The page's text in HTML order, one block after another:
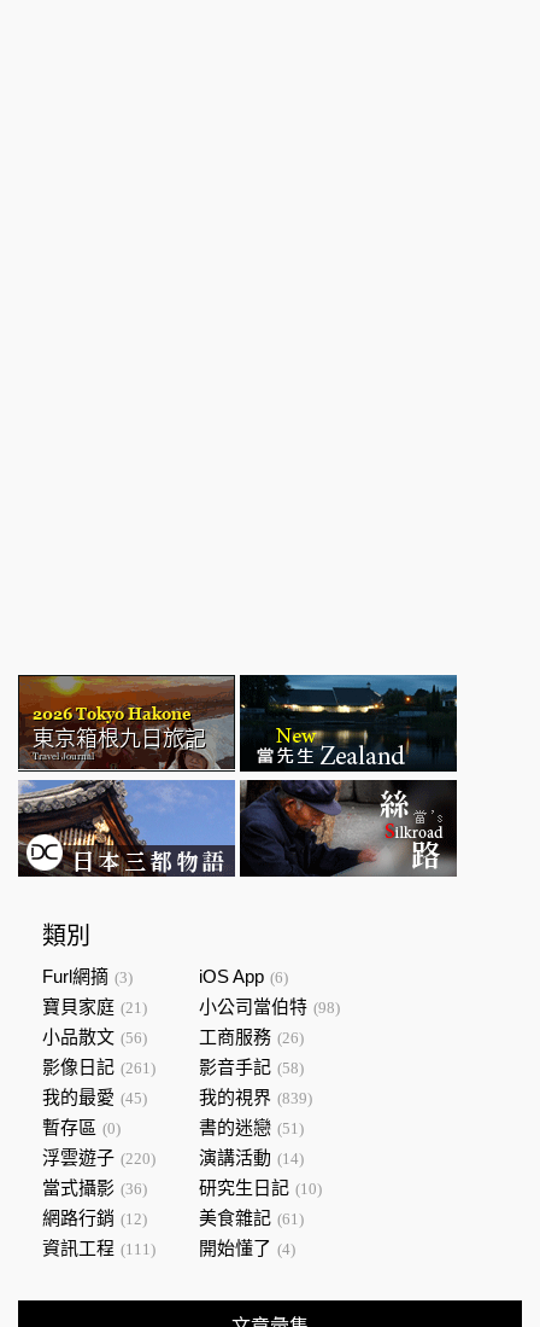
類別
Furl網摘 (3) iOS App (6)
寶貝家庭 (21) 小公司當伯特 (98)
小品散文 (56) 工商服務 (26)
影像日記 (261) 影音手記 (58)
我的最愛 (45) 我的視界 (839)
暫存區 (0) 書的迷戀 (51)
浮雲遊子 (220) 演講活動 (14)
當式攝影 (36) 研究生日記 (10)
網路行銷 (12) 美食雜記 (61)
資訊工程 (111) 開始懂了 (4)